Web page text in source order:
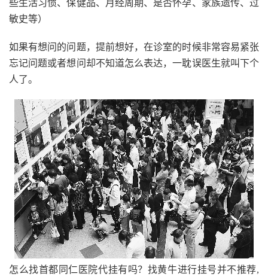
些生活习惯、保健品、月经周期、是否怀孕、家族遗传、过
敏史等）
如果有想问的问题，提前想好，在诊室的时候非常容易紧张
忘记问题或者想问却不知道怎么表达，一耽误医生就叫下个
人了。
怎么找首都同仁医院代挂有吗？找黄牛进行挂号并不推荐,